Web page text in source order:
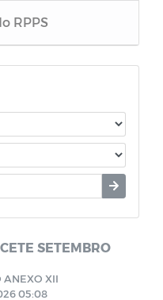
RPPS
RPPS
SETEMBRO
ANEXO XII
05:08